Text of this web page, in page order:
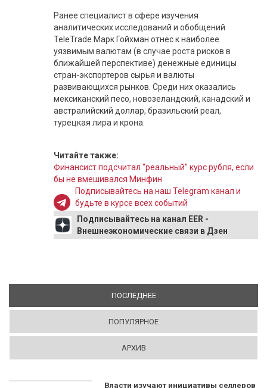
Ранее специалист в сфере изучения
аналитических исследований и обобщений
TeleTrade Марк Гойхман отнес к наиболее
уязвимым валютам (в случае роста рисков в
ближайшей перспективе) денежные единицы
стран-экспортеров сырья и валюты
развивающихся рынков. Среди них оказались
мексиканский песо, новозеландский, канадский и
австралийский доллар, бразильский реал,
турецкая лира и крона.
Читайте также:
Финансист подсчитал “реальный” курс рубля, если
бы не вмешивался Минфин
Подписывайтесь на наш Telegram канал и
будьте в курсе всех событий
Подписывайтесь на канал EER -
Внешнеэкономические связи в Дзен
ПОСЛЕДНЕЕ(АКТИВНАЯ ВКЛАДКА)
ПОПУЛЯРНОЕ
АРХИВ
Власти изучают инициативы селлеров